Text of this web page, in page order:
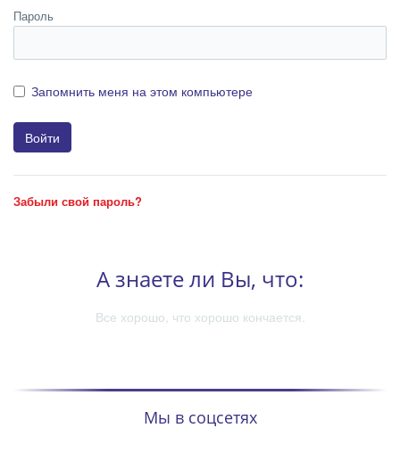
Пароль
Запомнить меня на этом компьютере
Забыли свой пароль?
А знаете ли Вы, что:
Все хорошо, что хорошо кончается.
Мы в соцсетях